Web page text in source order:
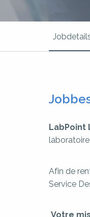
LabPoint
Afin de
Service
Votre